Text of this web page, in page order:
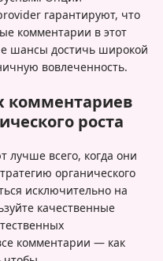
гарантируют, что
комментарии в этот
шансы достичь широкой
вовлеченность.
комментариев
роста
лучше всего, когда они
органического
исключительно на
качественные
комментарии — как